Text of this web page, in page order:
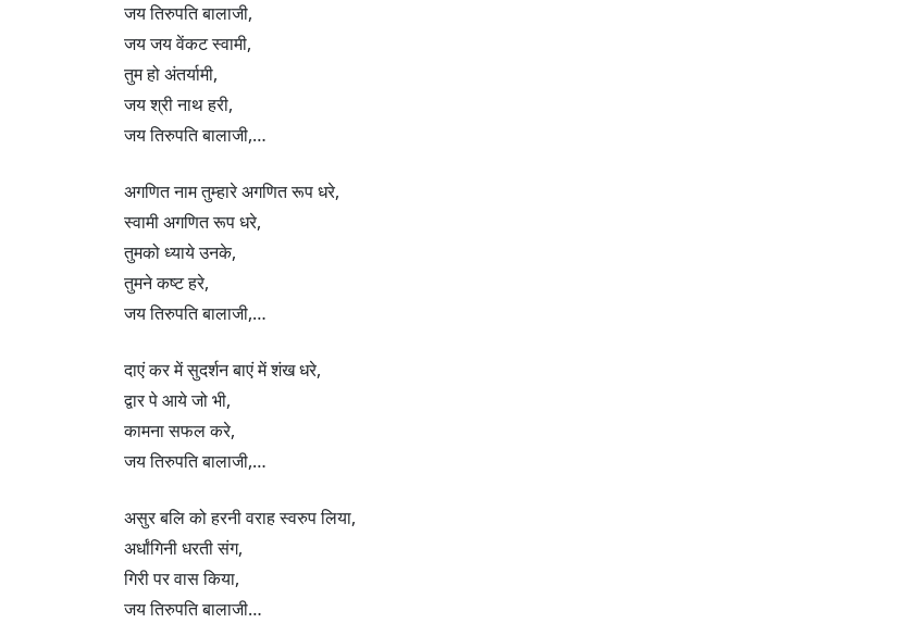
जय तिरुपति बालाजी,
जय जय वेंकट स्वामी,
तुम हो अंतर्यामी,
जय श्री नाथ हरी,
जय तिरुपति बालाजी,…
अगणित नाम तुम्हारे अगणित रूप धरे,
स्वामी अगणित रूप धरे,
तुमको ध्याये उनके,
तुमने कष्ट हरे,
जय तिरुपति बालाजी,…
दाएं कर में सुदर्शन बाएं में शंख धरे,
द्वार पे आये जो भी,
कामना सफल करे,
जय तिरुपति बालाजी,…
असुर बलि को हरनी वराह स्वरुप लिया,
अर्धांगिनी धरती संग,
गिरी पर वास किया,
जय तिरुपति बालाजी…